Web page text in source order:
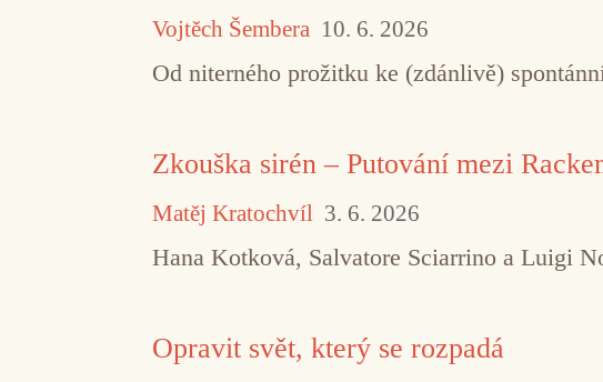
Vojtěch Šembera 10. 6. 2026
Od niterného prožitku ke (zdánlivě)
Zkouška sirén – Putování mezi
Matěj Kratochvíl 3. 6. 2026
Hana Kotková, Salvatore Sciarrino a Luigi
Opravit svět, který se rozpadá